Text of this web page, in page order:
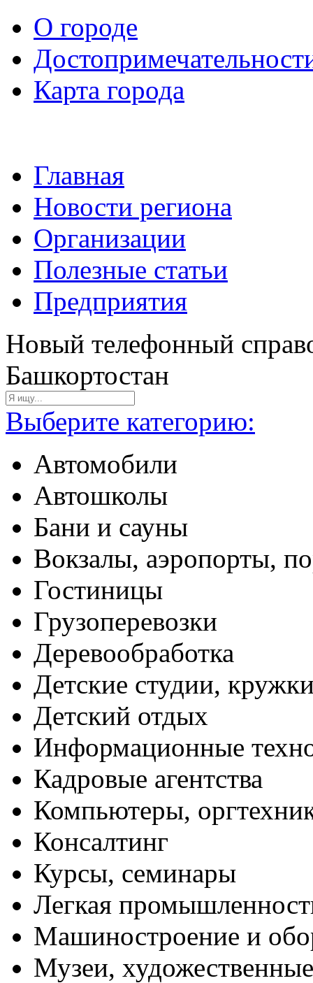
О городе
Карта города
Главная
Новости региона
Организации
Полезные статьи
Предприятия
Новый телефонный
Башкортостан
Выберите категорию:
Автомобили
Автошколы
Бани и сауны
Вокзалы, аэропорты,
Гостиницы
Грузоперевозки
Деревообработка
Детские студии,
Детский отдых
Информационные
Кадровые агентства
Компьютеры,
Консалтинг
Курсы, семинары
Легкая
Машиностроение и
Музеи,